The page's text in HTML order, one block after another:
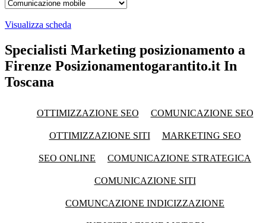
Visualizza scheda
Specialisti Marketing posizionamento a
Firenze Posizionamentogarantito.it In
Toscana
OTTIMIZZAZIONE SEO COMUNICAZIONE SEO
OTTIMIZZAZIONE SITI MARKETING SEO
SEO ONLINE COMUNICAZIONE STRATEGICA
COMUNICAZIONE SITI
COMUNCAZIONE INDICIZZAZIONE